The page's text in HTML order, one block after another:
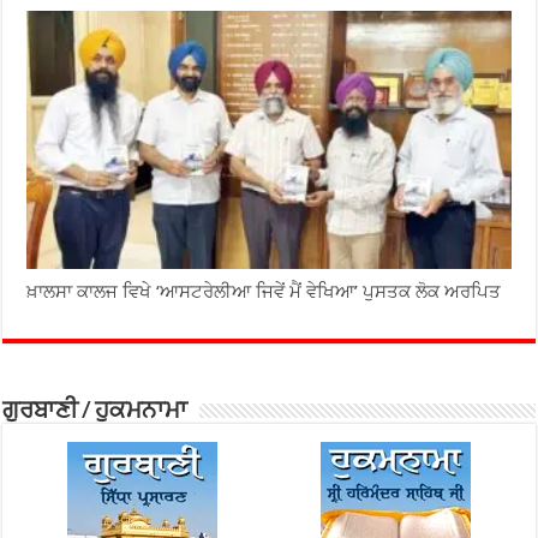
ਖ਼ਾਲਸਾ ਕਾਲਜ ਵਿਖੇ ‘ਆਸਟਰੇਲੀਆ ਜਿਵੇਂ ਮੈਂ ਵੇਖਿਆ’ ਪੁਸਤਕ ਲੋਕ ਅਰਪਿਤ
ਗੁਰਬਾਣੀ / ਹੁਕਮਨਾਮਾ